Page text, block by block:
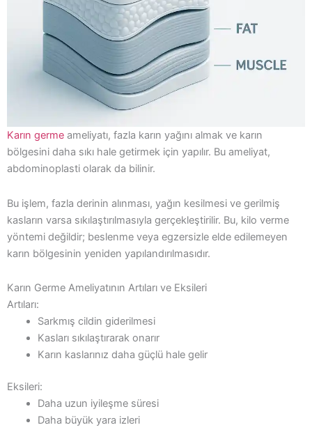
Karın germe ameliyatı, fazla karın yağını almak ve karın
bölgesini daha sıkı hale getirmek için yapılır. Bu ameliyat,
abdominoplasti olarak da bilinir.
Bu işlem, fazla derinin alınması, yağın kesilmesi ve gerilmiş
kasların varsa sıkılaştırılmasıyla gerçekleştirilir. Bu, kilo verme
yöntemi değildir; beslenme veya egzersizle elde edilemeyen
karın bölgesinin yeniden yapılandırılmasıdır.
Karın Germe Ameliyatının Artıları ve Eksileri
Artıları:
Sarkmış cildin giderilmesi
Kasları sıkılaştırarak onarır
Karın kaslarınız daha güçlü hale gelir
Eksileri:
Daha uzun iyileşme süresi
Daha büyük yara izleri